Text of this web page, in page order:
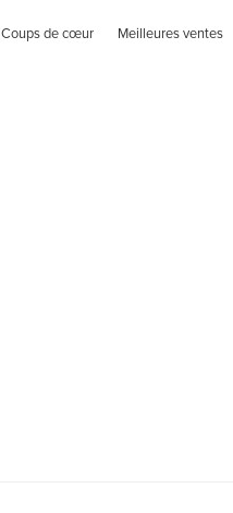
Coups de cœur Meilleures ventes